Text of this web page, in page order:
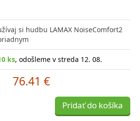
si hudbu LAMAX NoiseComfort2
ks, odošleme v streda 12. 08.
76.41 €
Pridať do košíka